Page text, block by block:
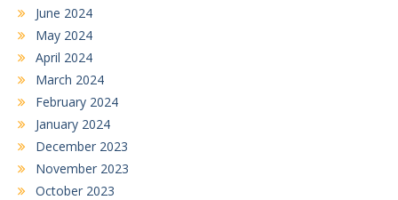
June 2024
May 2024
April 2024
March 2024
February 2024
January 2024
December 2023
November 2023
October 2023